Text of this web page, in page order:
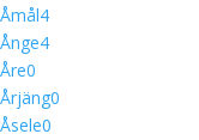
Åmål4
Ånge4
Åre0
Årjäng0
Åsele0